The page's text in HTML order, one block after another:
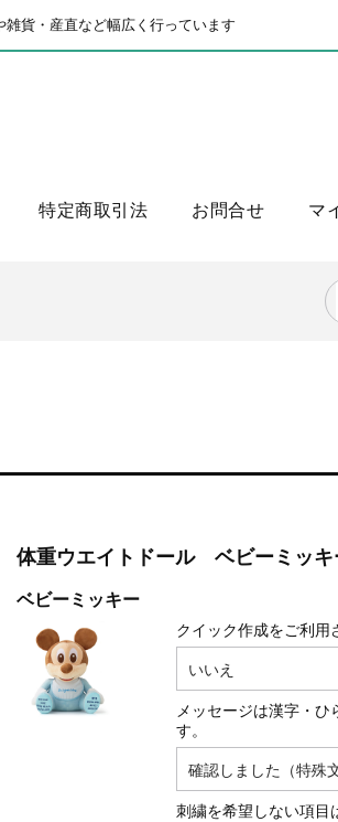
貨・産直など幅広く行っています
特定商取引法 お問合せ マ
体重ウエイトドール ベビーミッ
ベビーミッキー
クイック作成をご利
メッセージは漢字・
す。
刺繍を希望しない項目